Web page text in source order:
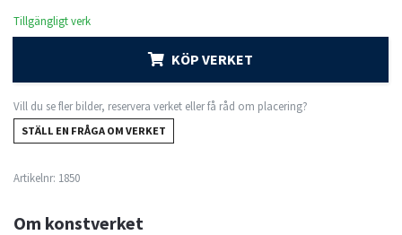
Tillgängligt verk
KÖP VERKET
Vill du se fler bilder, reservera verket eller få råd om placering?
STÄLL EN FRÅGA OM VERKET
Artikelnr: 1850
Om konstverket